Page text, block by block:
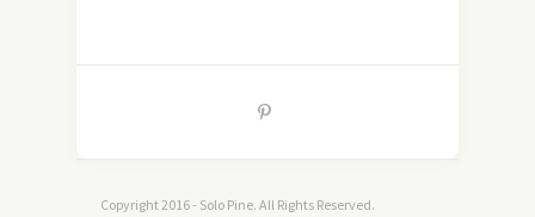
Copyright 2016 - Solo Pine. All Rights Reserved.